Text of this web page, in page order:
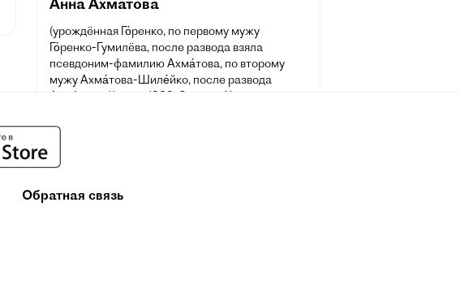
Анна Ахматова
(урождённая Го́ренко, по первому мужу
Го́ренко-Гумилёва, после развода взяла
псевдоним-фамилию Ахма́това, по второму
мужу Ахма́това-Шиле́йко, после развода
Ахма́това; 11 июня 1889, Одесса, Херсонская
Домодедово, Московская область, СССР) —
переводчица и литературовед, одна из
XX века. Была номинирована на Нобелевскую
Обратная связь